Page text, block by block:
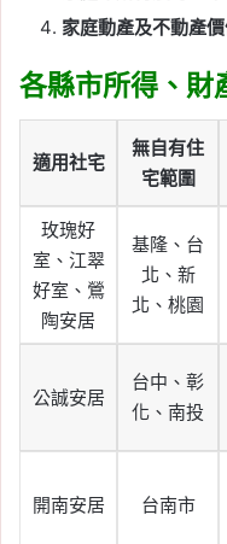
家庭動產及不動產
各縣市所得、財
適用社宅
無自有住
宅範圍
玫瑰好
室、江翠
好室、鶯
陶安居
基隆、台
北、新
北、桃園
公誠安居
台中、彰
化、南投
開南安居 台南市